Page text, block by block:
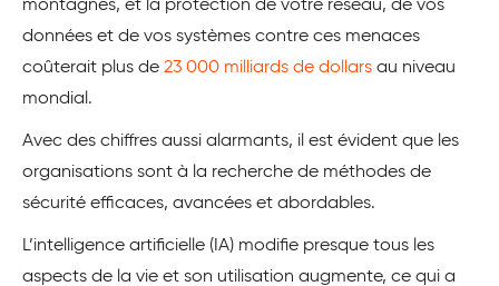
montagnes, et la protection de votre réseau, de vos
données et de vos systèmes contre ces menaces
coûterait plus de 23 000 milliards de dollars au niveau
mondial.
Avec des chiffres aussi alarmants, il est évident que les
organisations sont à la recherche de méthodes de
sécurité efficaces, avancées et abordables.
L’intelligence artificielle (IA) modifie presque tous les
aspects de la vie et son utilisation augmente, ce qui a